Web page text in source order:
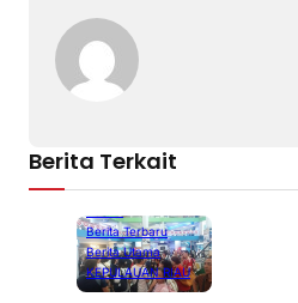
Berita Terkait
Berita Terbaru
Berita Utama
KEPULAUAN RIAU